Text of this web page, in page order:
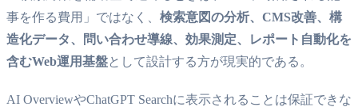
事を作る費用」ではなく、 検索意図の分析、CMS改善、構
造化データ、問い合わせ導線、効果測定、レポート自動化を
含むWeb運用基盤として設計する方が現実的である。
AI OverviewやChatGPT Searchに表示されることは保証できな